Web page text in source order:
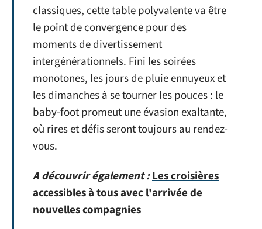
classiques, cette table polyvalente va être
le point de convergence pour des
moments de divertissement
intergénérationnels. Fini les soirées
monotones, les jours de pluie ennuyeux et
les dimanches à se tourner les pouces : le
baby-foot promeut une évasion exaltante,
où rires et défis seront toujours au rendez-
vous.
A découvrir également :Les croisières
accessibles à tous avec l'arrivée de
nouvelles compagnies